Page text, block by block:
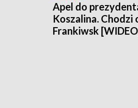
Apel do
Koszalina. Chodzi
Frankiwsk